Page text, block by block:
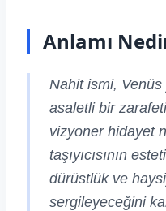
Anlamı
Nahit ismi, Venüs
asaletli bir
vizyoner hidayet
taşıyıcısının
dürüstlük ve
sergileyeceğini